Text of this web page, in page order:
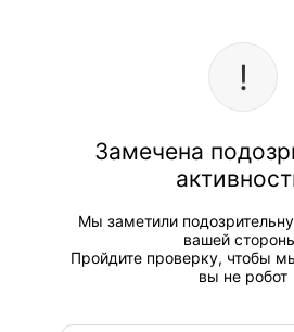
Замечена
Мы заметили
вашей
Пройдите проверку, чтобы
вы не робот